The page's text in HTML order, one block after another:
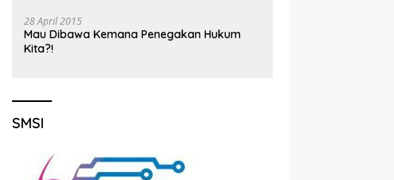
28 April 2015
Mau Dibawa Kemana Penegakan Hukum
Kita?!
SMSI